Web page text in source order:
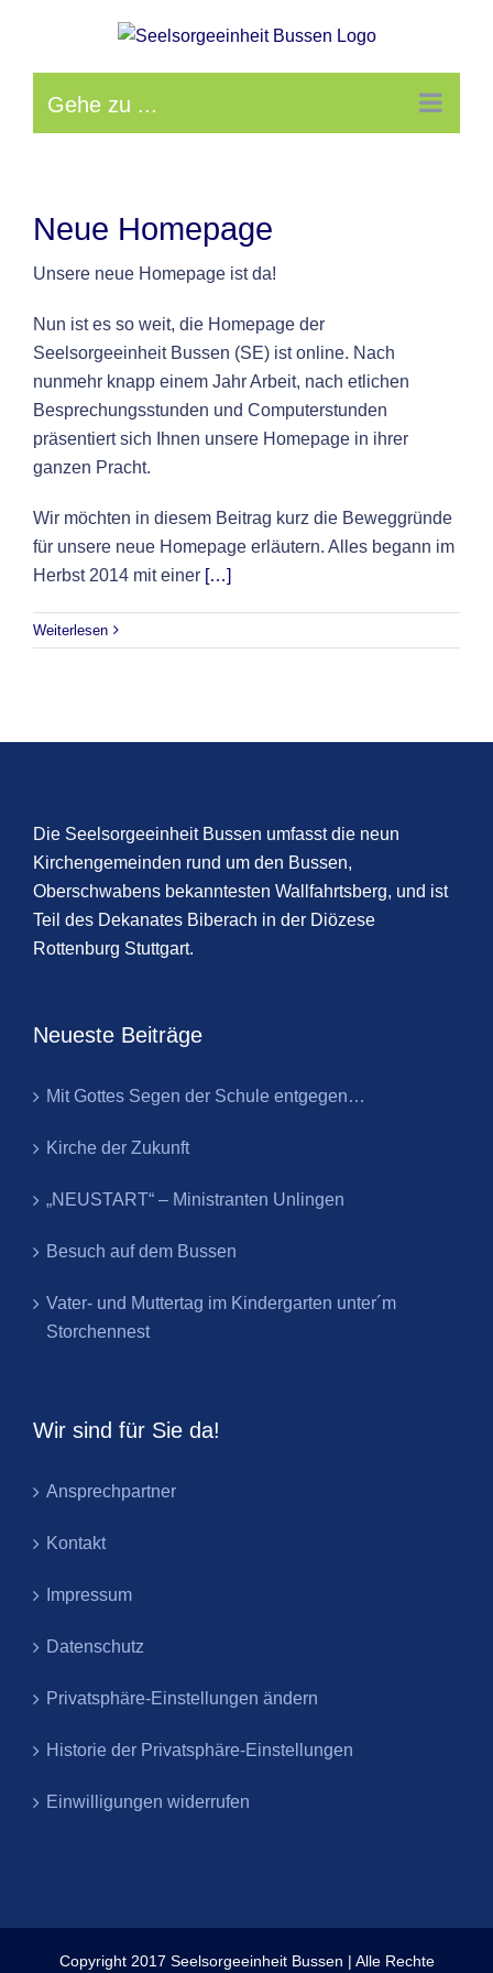
springen
Gehe zu ...
Neue Homepage
Unsere neue Homepage ist da!
Nun ist es so weit, die Homepage der
Seelsorgeeinheit Bussen (SE) ist online. Nach
nunmehr knapp einem Jahr Arbeit, nach etlichen
Besprechungsstunden und Computerstunden
präsentiert sich Ihnen unsere Homepage in ihrer
ganzen Pracht.
Wir möchten in diesem Beitrag kurz die Beweggründe
für unsere neue Homepage erläutern. Alles begann im
Herbst 2014 mit einer […]
Weiterlesen
Die Seelsorgeeinheit Bussen umfasst die neun
Kirchengemeinden rund um den Bussen,
Oberschwabens bekanntesten Wallfahrtsberg, und ist
Teil des Dekanates Biberach in der Diözese
Rottenburg Stuttgart.
Neueste Beiträge
Mit Gottes Segen der Schule entgegen…
Kirche der Zukunft
„NEUSTART“ – Ministranten Unlingen
Besuch auf dem Bussen
Vater- und Muttertag im Kindergarten unter´m
Storchennest
Wir sind für Sie da!
Ansprechpartner
Kontakt
Impressum
Datenschutz
Privatsphäre-Einstellungen ändern
Historie der Privatsphäre-Einstellungen
Einwilligungen widerrufen
Copyright 2017 Seelsorgeeinheit Bussen | Alle Rechte